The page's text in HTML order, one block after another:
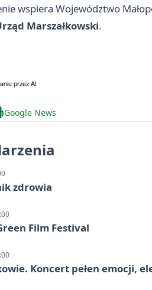
wspiera Województwo
Marszałkowski.
Google News
zdrowia
Film Festival
Koncert pełen emocji,